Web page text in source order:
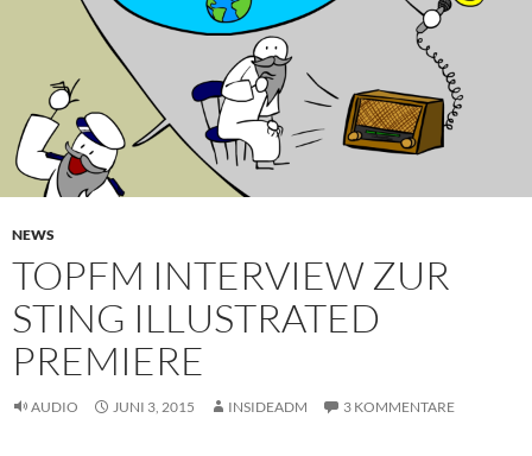
NEWS
TOPFM INTERVIEW ZUR
STING ILLUSTRATED
PREMIERE
AUDIO JUNI 3, 2015 INSIDEADM 3 KOMMENTARE